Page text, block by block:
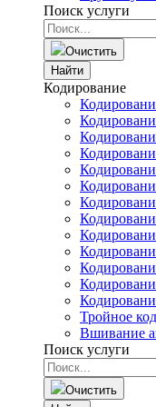
Поиск услуги
Очистить
Найти
Кодирование
Тройное
Вшивание
Поиск услуги
Очистить